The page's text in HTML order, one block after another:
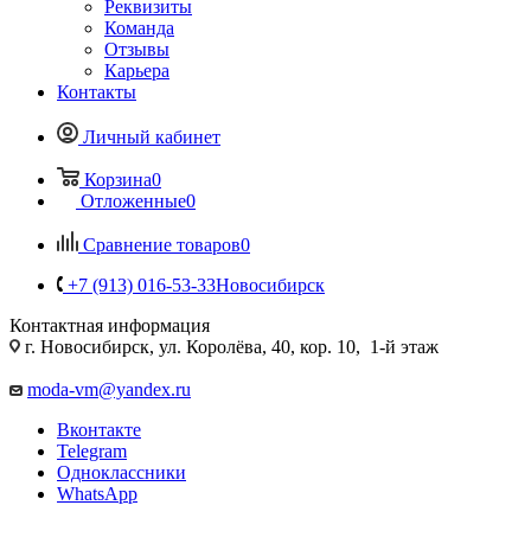
Реквизиты
Команда
Отзывы
Карьера
Контакты
Личный кабинет
Корзина0
Отложенные0
Сравнение товаров0
+7 (913) 016-53-33Новосибирск
Контактная информация
г. Новосибирск, ул. Королёва, 40, кор. 10, 1-й этаж
moda-vm@yandex.ru
Вконтакте
Telegram
Одноклассники
WhatsApp